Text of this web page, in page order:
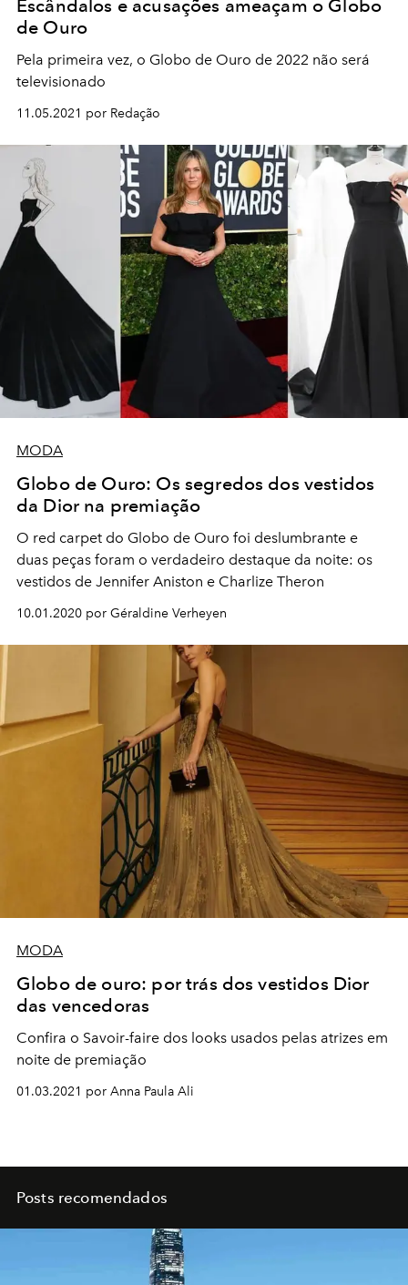
Escândalos e acusações ameaçam o Globo
de Ouro
Pela primeira vez, o Globo de Ouro de 2022 não será
televisionado
11.05.2021 por Redação
MODA
Globo de Ouro: Os segredos dos vestidos
da Dior na premiação
O red carpet do Globo de Ouro foi deslumbrante e
duas peças foram o verdadeiro destaque da noite: os
vestidos de Jennifer Aniston e Charlize Theron
10.01.2020 por Géraldine Verheyen
MODA
Globo de ouro: por trás dos vestidos Dior
das vencedoras
Confira o Savoir-faire dos looks usados pelas atrizes em
noite de premiação
01.03.2021 por Anna Paula Ali
Posts recomendados